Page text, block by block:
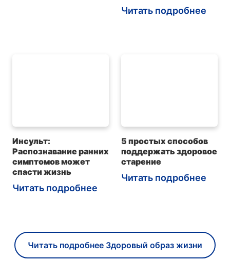
Читать подробнее
Инсульт:
Распознавание ранних
симптомов может
спасти жизнь
Читать подробнее
5 простых способов
поддержать здоровое
старение
Читать подробнее
Читать подробнее Здоровый образ жизни